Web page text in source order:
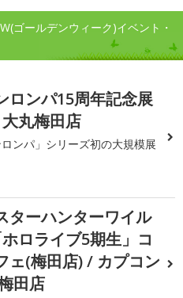
ゴールデンウィーク)イベント・
ロンパ15周年記念展
丸梅田店
ロンパ」シリーズ初の大規模展
ターハンターワイル
ロライブ5期生」コ
ェ(梅田店) / カプコン
田店